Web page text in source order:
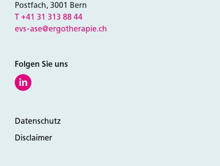
Postfach, 3001 Bern
T +41 31 313 88 44
evs-ase@ergotherapie.ch
Datenschutz
Disclaimer
Folgen Sie uns